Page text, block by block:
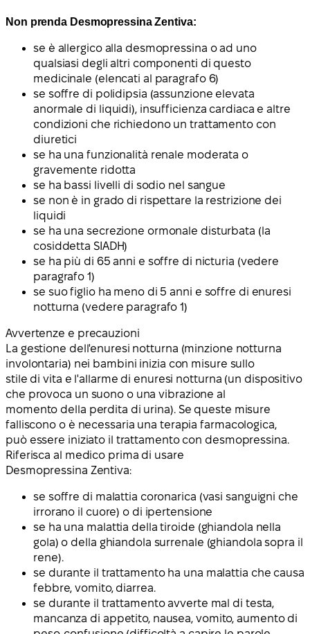
Non prenda Desmopressina Zentiva:
se è allergico alla desmopressina o ad uno
qualsiasi degli altri componenti di questo
medicinale (elencati al paragrafo 6)
se soffre di polidipsia (assunzione elevata
anormale di liquidi), insufficienza cardiaca e altre
condizioni che richiedono un trattamento con
diuretici
se ha una funzionalità renale moderata o
gravemente ridotta
se ha bassi livelli di sodio nel sangue
se non è in grado di rispettare la restrizione dei
liquidi
se ha una secrezione ormonale disturbata (la
cosiddetta SIADH)
se ha più di 65 anni e soffre di nicturia (vedere
paragrafo 1)
se suo figlio ha meno di 5 anni e soffre di enuresi
notturna (vedere paragrafo 1)
Avvertenze e precauzioni
La gestione dell'enuresi notturna (minzione notturna
involontaria) nei bambini inizia con misure sullo
stile di vita e l'allarme di enuresi notturna (un dispositivo
che provoca un suono o una vibrazione al
momento della perdita di urina). Se queste misure
falliscono o è necessaria una terapia farmacologica,
può essere iniziato il trattamento con desmopressina.
Riferisca al medico prima di usare
Desmopressina Zentiva:
se soffre di malattia coronarica (vasi sanguigni che
irrorano il cuore) o di ipertensione
se ha una malattia della tiroide (ghiandola nella
gola) o della ghiandola surrenale (ghiandola sopra il
rene).
se durante il trattamento ha una malattia che causa
febbre, vomito, diarrea.
se durante il trattamento avverte mal di testa,
mancanza di appetito, nausea, vomito, aumento di